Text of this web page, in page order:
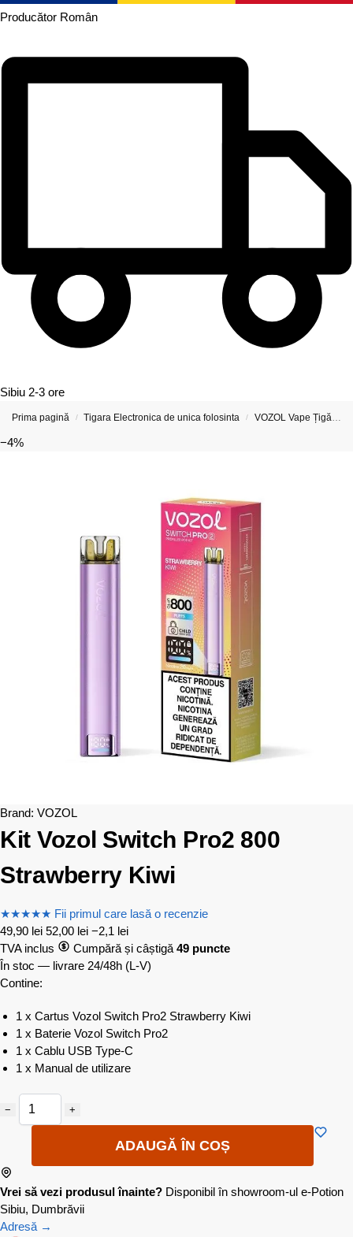
Producător Român
Sibiu 2-3 ore
Prima pagină / Tigara Electronica de unica folosinta / VOZOL Vape Țigări Electronice & Vape-uri
−4%
Brand: VOZOL
Kit Vozol Switch Pro2 800
Strawberry Kiwi
★★★★★ Fii primul care lasă o recenzie
49,90 lei 52,00 lei −2,1 lei
TVA inclus
Cumpără și câștigă 49 puncte
În stoc — livrare 24/48h (L-V)
Contine:
1 x Cartus Vozol Switch Pro2 Strawberry Kiwi
1 x Baterie Vozol Switch Pro2
1 x Cablu USB Type-C
1 x Manual de utilizare
− +
ADAUGĂ ÎN COȘ
Vrei să vezi produsul înainte? Disponibil în showroom-ul e-Potion
Sibiu, Dumbrăvii
Adresă →